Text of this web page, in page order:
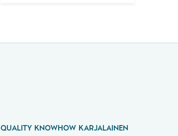
QUALITY KNOWHOW KARJALAINEN